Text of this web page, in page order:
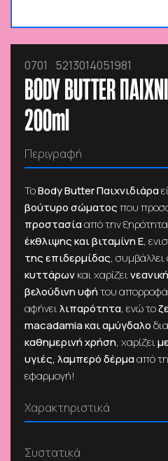
0701 5213014051981
BODY BUTTER
200ml
Περιγραφή
ΤοBody Butter Παιχνιδιάρα
βούτυρο σώματοςπου
προστασίααπό την
έκθλιψης και βιταμίνη Ε,
της επιδερμίδας, συμβάλλει
κυττάρωνκαι χαρίζει
βελούδινη υφήτου
αφήνειλιπαρότητα, ενώ το
macadamia και αμύγδαλο
καθημερινή χρήση, χαρίζει
υγιές, λαμπερό δέρμααπό
εφαρμογή!
Χαρακτηριστικά
Συστατικά